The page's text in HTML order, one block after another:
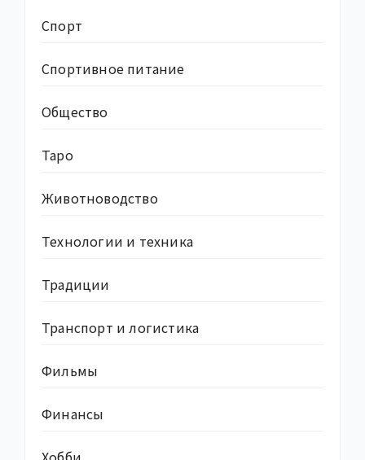
Спорт
Спортивное питание
Общество
Таро
Животноводство
Технологии и техника
Традиции
Транспорт и логистика
Фильмы
Финансы